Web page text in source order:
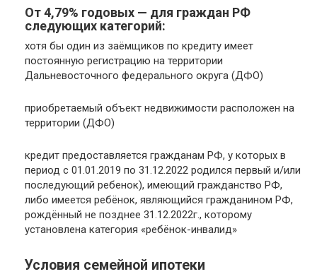
От 4,79% годовых — для граждан РФ
следующих категорий:
хотя бы один из заёмщиков по кредиту имеет
постоянную регистрацию на территории
Дальневосточного федерального округа (ДФО)
приобретаемый объект недвижимости расположен на
территории (ДФО)
кредит предоставляется гражданам РФ, у которых в
период с 01.01.2019 по 31.12.2022 родился первый и/или
последующий ребенок), имеющий гражданство РФ,
либо имеется ребёнок, являющийся гражданином РФ,
рождённый не позднее 31.12.2022г., которому
установлена категория «ребёнок-инвалид»
Условия семейной ипотеки